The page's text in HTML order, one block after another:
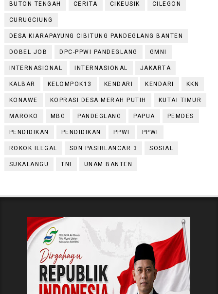
BUTON TENGAH CERITA CIKEUSIK CILEGON
CURUGCIUNG
DESA KIARAPAYUNG CIBITUNG PANDEGLANG BANTEN
DOBEL JOB DPC-PPWI PANDEGLANG GMNI
INTERNASIONAL INTERNASIONAL JAKARTA
KALBAR KELOMPOK13 KENDARI KENDARI KKN
KONAWE KOPRASI DESA MERAH PUTIH KUTAI TIMUR
MAROKO MBG PANDEGLANG PAPUA PEMDES
PENDIDIKAN PENDIDIKAN PPWI PPWI
ROKOK ILEGAL SDN PASIRLANCAR 3 SOSIAL
SUKALANGU TNI UNAM BANTEN